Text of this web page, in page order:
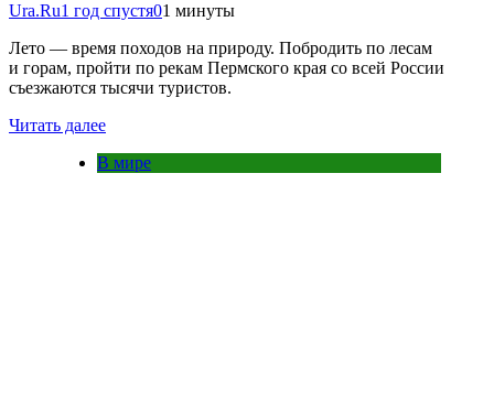
Ura.Ru1 год спустя01 минуты
Лето — время походов на природу. Побродить по лесам
и горам, пройти по рекам Пермского края со всей России
съезжаются тысячи туристов.
Читать далее
В мире